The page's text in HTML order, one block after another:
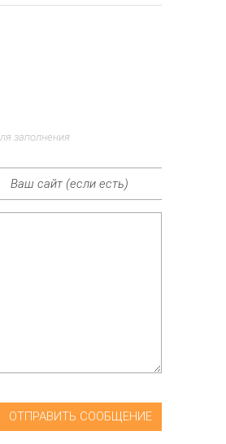
заполнения